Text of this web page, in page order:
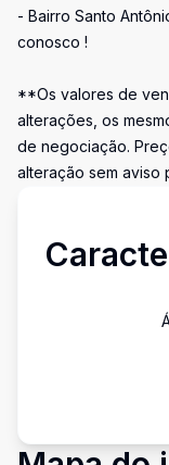
- Bairro Santo
conosco !
**Os valores de
alterações, os
de negociação.
alteração sem aviso